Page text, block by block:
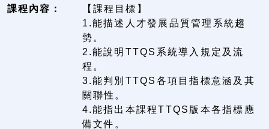
課程內容：
【課程目標】
1.能描述人才發展品質管理系統趨
勢。
2.能說明TTQS系統導入規定及流
程。
3.能判別TTQS各項目指標意涵及其
關聯性。
4.能指出本課程TTQS版本各指標應
備文件。